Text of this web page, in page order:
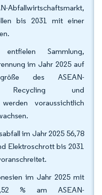
Abfallwirtschaftsmarkt,
bis 2031 mit einer
Sammlung,
im Jahr 2025 auf
des ASEAN-
Recycling und
werden voraussichtlich
im Jahr 2025 56,78
Elektroschrott bis 2031
im Jahr 2025 mit
% am ASEAN-